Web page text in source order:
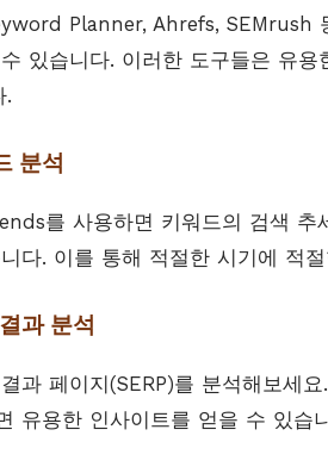
Planner, Ahrefs, SEMrush
있습니다. 이러한 도구들은 유
.
분석
를 사용하면 키워드의 검색
다. 이를 통해 적절한 시기에 적
과 분석
과 페이지(SERP)를 분석해보세
유용한 인사이트를 얻을 수 있습